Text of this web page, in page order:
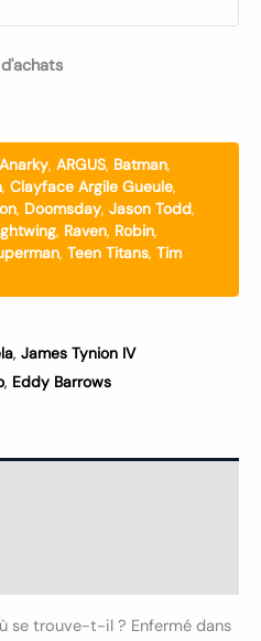
Anarky, ARGUS, Batman,
, Clayface Argile Gueule,
, Doomsday, Jason Todd,
, Raven, Robin,
, Teen Titans, Tim
, James Tynion IV
, Eddy Barrows
se trouve-t-il ? Enfermé dans